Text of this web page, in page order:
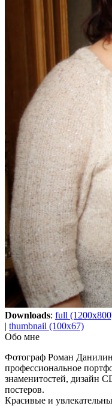
Downloads: full
| thumbnail (100x67)
Обо мне
Фотограф Роман Данилин
профессиональное
знаменитостей, дизайн
постеров.
Красивые и